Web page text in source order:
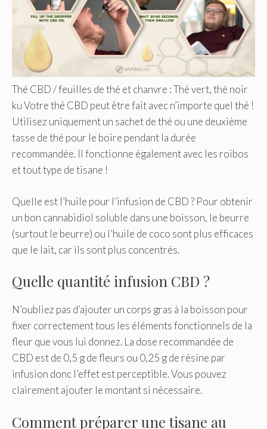
Thé CBD / feuilles de thé et chanvre : Thé vert, thé noir
ku Votre thé CBD peut être fait avec n’importe quel thé !
Utilisez uniquement un sachet de thé ou une deuxième
tasse de thé pour le boire pendant la durée
recommandée. Il fonctionne également avec les roibos
et tout type de tisane !
Quelle est l’huile pour l’infusion de CBD ? Pour obtenir
un bon cannabidiol soluble dans une boisson, le beurre
(surtout le beurre) ou l’huile de coco sont plus efficaces
que le lait, car ils sont plus concentrés.
Quelle quantité infusion CBD ?
N’oubliez pas d’ajouter un corps gras à la boisson pour
fixer correctement tous les éléments fonctionnels de la
fleur que vous lui donnez. La dose recommandée de
CBD est de 0,5 g de fleurs ou 0,25 g de résine par
infusion donc l’effet est perceptible. Vous pouvez
clairement ajouter le montant si nécessaire.
Comment préparer une tisane au